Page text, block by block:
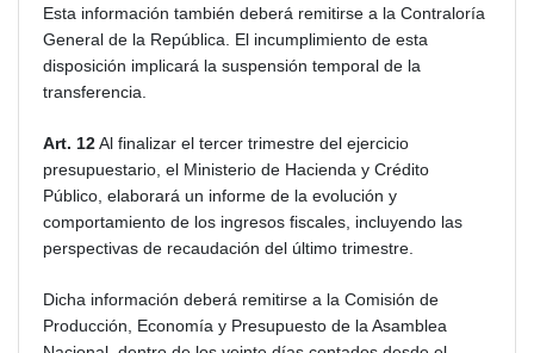
Esta información también deberá remitirse a la Contraloría
General de la República. El incumplimiento de esta
disposición implicará la suspensión temporal de la
transferencia.
Art. 12Al finalizar el tercer trimestre del ejercicio
presupuestario, el Ministerio de Hacienda y Crédito
Público, elaborará un informe de la evolución y
comportamiento de los ingresos fiscales, incluyendo las
perspectivas de recaudación del último trimestre.
Dicha información deberá remitirse a la Comisión de
Producción, Economía y Presupuesto de la Asamblea